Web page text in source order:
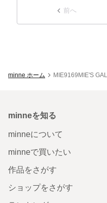
前へ
minne ホーム MIE9169MIE'S
minneを知る
minneについて
minneで買いたい
作品をさがす
ショップをさがす